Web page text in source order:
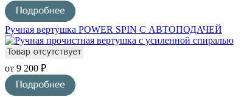
Ручная вертушка POWER SPIN С АВТОПОДАЧЕЙ
от 9 200 ₽